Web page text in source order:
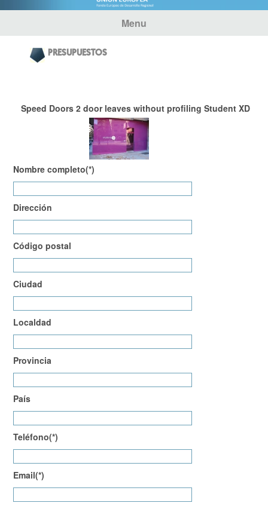
Menu
PRESUPUESTOS
Speed ​​Doors 2 door leaves without profiling Student XD
Nombre completo(*)
Dirección
Código postal
Ciudad
Localdad
Provincia
País
Teléfono(*)
Email(*)